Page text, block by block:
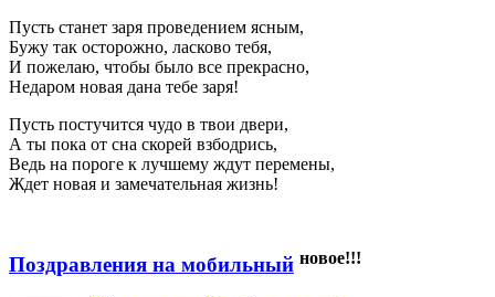
Пусть станет заря проведением ясным,
Бужу так осторожно, ласково тебя,
И пожелаю, чтобы было все прекрасно,
Недаром новая дана тебе заря!
Пусть постучится чудо в твои двери,
А ты пока от сна скорей взбодрись,
Ведь на пороге к лучшему ждут перемены,
Ждет новая и замечательная жизнь!
Поздравления на мобильный новое!!!